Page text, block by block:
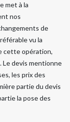
met à la
nos
de
vu la
cette opération,
devis mentionne
les prix des
partie du devis
la pose des